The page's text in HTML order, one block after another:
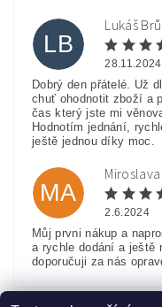
LB
Lukáš
28.11.2024
Dobrý den přátelé. Už
chuť ohodnotit zboží a
čas který jste mi
Hodnotím jednání,
ještě jednou díky moc.
MA
2.6.2024
Můj prvni nákup a
a rychle dodání a ještě
doporučuji za nás